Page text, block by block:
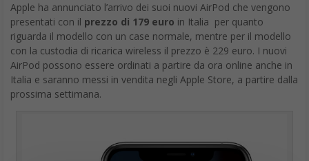
Apple ha annunciato l’arrivo dei suoi nuovi AirPod che vengono
presentati con il prezzo di 179 euro in Italia per quanto
riguarda il modello con un case normale, mentre per il modello
con la custodia di ricarica wireless il prezzo è 229 euro. I nuovi
AirPod possono essere ordinati a partire da ora online anche in
Italia e saranno messi in vendita negli Apple Store, a partire dalla
prossima settimana.